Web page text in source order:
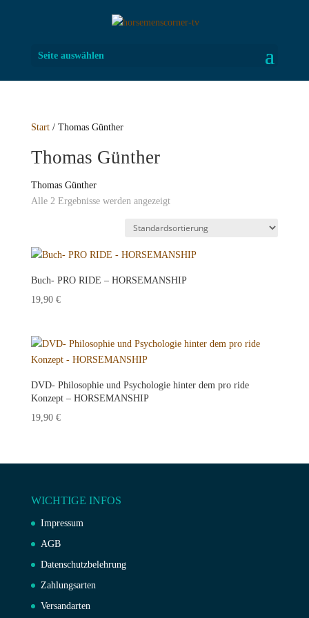
Seite auswählen
Start/ Thomas Günther
Thomas Günther
Thomas Günther
Alle 2 Ergebnisse werden angezeigt
Buch- PRO RIDE – HORSEMANSHIP
19,90 €
DVD- Philosophie und Psychologie hinter dem pro ride
Konzept – HORSEMANSHIP
19,90 €
WICHTIGE INFOS
Impressum
AGB
Datenschutzbelehrung
Zahlungsarten
Versandarten